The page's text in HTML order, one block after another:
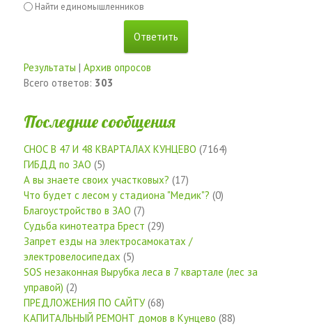
Найти единомышленников
Результаты | Архив опросов
Всего ответов: 303
Последние сообщения
СНОС В 47 И 48 КВАРТАЛАХ КУНЦЕВО (7164)
ГИБДД по ЗАО (5)
А вы знаете своих участковых? (17)
Что будет с лесом у стадиона "Медик"? (0)
Благоустройство в ЗАО (7)
Судьба кинотеатра Брест (29)
Запрет езды на электросамокатах /
электровелосипедах (5)
SOS незаконная Вырубка леса в 7 квартале (лес за
управой) (2)
ПРЕДЛОЖЕНИЯ ПО САЙТУ(68)
КАПИТАЛЬНЫЙ РЕМОНТ домов в Кунцево (88)